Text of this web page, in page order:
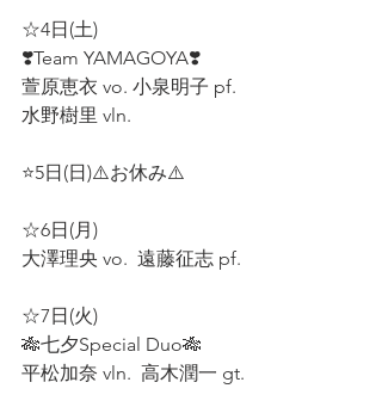
☆4日(土)
❣️Team YAMAGOYA❣️
萱原恵衣 vo. 小泉明子 pf.
水野樹里 vln.
⭐5日(日)⚠️お休み⚠️
☆6日(月)
大澤理央 vo.  遠藤征志 pf.
☆7日(火)
🎋七夕Special Duo🎋
平松加奈 vln.  高木潤一 gt.